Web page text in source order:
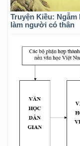
Truyện Kiều:
làm người có thân